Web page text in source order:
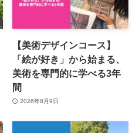
【美術デザインコース】
「絵が好き」から始まる、
美術を専門的に学べる3年
間
2026年8月9日